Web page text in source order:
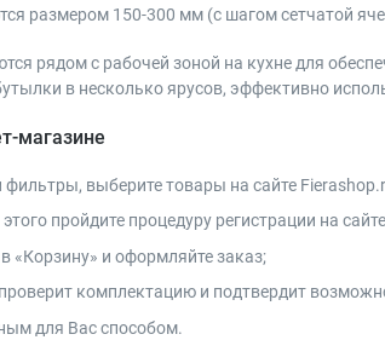
размером 150-300 мм (с шагом сетчатой
рядом с рабочей зоной на кухне для
в несколько ярусов, эффективно
магазине
выберите товары на сайте
пройдите процедуру регистрации на
«Корзину» и оформляйте заказ;
комплектацию и подтвердит
для Вас способом.